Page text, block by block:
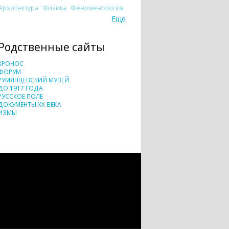
Физика Феноменология
Еще
сайты
МУЗЕЙ
1917 ГОДА
ПОЛЕ
XX ВЕКА